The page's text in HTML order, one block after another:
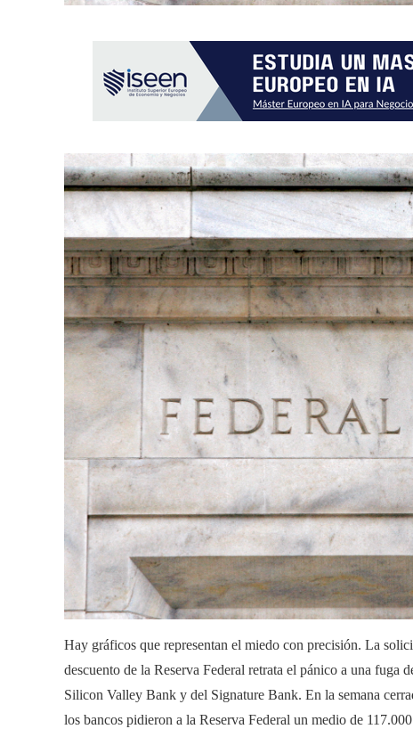
Hay gráficos que representan el miedo con precisión. La
descuento de la Reserva Federal retrata el pánico a una fuga
Silicon Valley Bank y del Signature Bank. En la semana
los bancos pidieron a la Reserva Federal un medio de